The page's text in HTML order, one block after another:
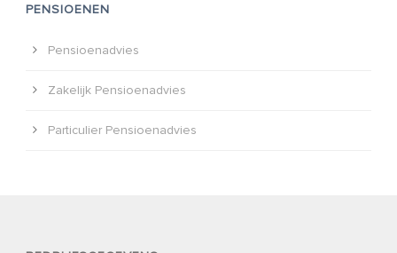
PENSIOENEN
Pensioenadvies
Zakelijk Pensioenadvies
Particulier Pensioenadvies